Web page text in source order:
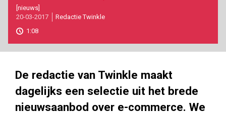
2017-
03-
20T09:30:00
2017-
05-
[nieuws]
20-03-2017
Redactie Twinkle
1:08
De redactie van Twinkle maakt
dagelijks een selectie uit het brede
nieuwsaanbod over e-commerce. We